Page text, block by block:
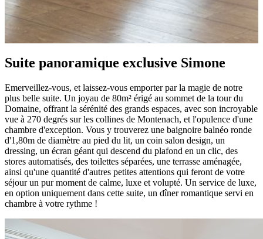
Suite panoramique exclusive Simone
Emerveillez-vous, et laissez-vous emporter par la magie de notre
plus belle suite. Un joyau de 80m² érigé au sommet de la tour du
Domaine, offrant la sérénité des grands espaces, avec son incroyable
vue à 270 degrés sur les collines de Montenach, et l'opulence d'une
chambre d'exception. Vous y trouverez une baignoire balnéo ronde
d'1,80m de diamètre au pied du lit, un coin salon design, un
dressing, un écran géant qui descend du plafond en un clic, des
stores automatisés, des toilettes séparées, une terrasse aménagée,
ainsi qu'une quantité d'autres petites attentions qui feront de votre
séjour un pur moment de calme, luxe et volupté. Un service de luxe,
en option uniquement dans cette suite, un dîner romantique servi en
chambre à votre rythme !